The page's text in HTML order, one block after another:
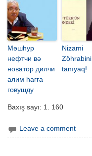
Мәшһур
нефтчи вә
новатор дилчи
алим һагга
говушду
Nizami
Zöhrabini
tanıyaq!
Baxış sayı: 1. 160
Leave a comment